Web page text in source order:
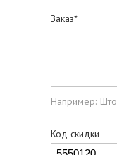
Заказ*
Например:
Код скидки